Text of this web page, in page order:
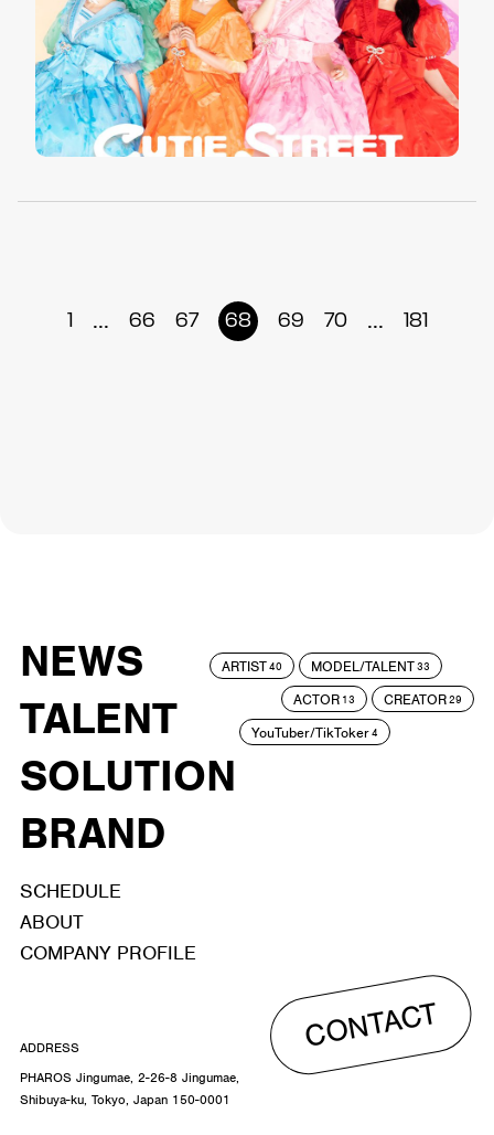
1 ... 66 67 68 69 70 ... 181
NEWS
TALENT
SOLUTION
BRAND
ARTIST40 MODEL/TALENT33
ACTOR 13 CREATOR29
YouTuber/TikToker4
SCHEDULE
ABOUT
COMPANY PROFILE
CONTACT
ADDRESS
PHAROS Jingumae, 2-26-8 Jingumae,
Shibuya-ku, Tokyo, Japan 150-0001